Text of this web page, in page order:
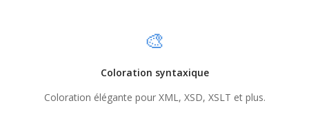
🎨
Coloration syntaxique
Coloration élégante pour XML, XSD, XSLT et plus.